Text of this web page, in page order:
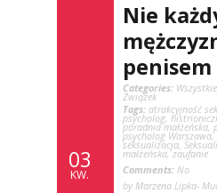
03
KW.
Nie
penisem
Categories: Wszystkie
Związek
Tags: atrakcyjność
psycholog,
poradnia małżeńska,
psycholog Warszawa,
seksualizacja,
małżeńska,zaufanie
Comments: No
by Marzena Lipka-